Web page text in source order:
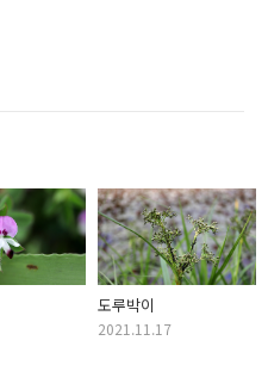
도루박이
2021.11.17